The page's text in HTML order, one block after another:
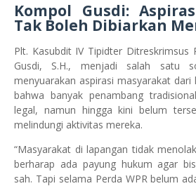
Kompol Gusdi:
Tak Boleh Dibiarkan
Plt. Kasubdit IV Tipidter Ditreskrimsus
Gusdi, S.H., menjadi salah satu
menyuarakan aspirasi masyarakat
bahwa banyak penambang
legal, namun hingga kini belum
melindungi aktivitas mereka.
“Masyarakat di lapangan tidak
berharap ada payung hukum agar
sah. Tapi selama Perda WPR belum